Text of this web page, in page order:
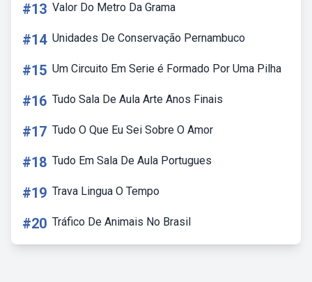
#13 Valor Do Metro Da Grama
#14 Unidades De Conservação Pernambuco
#15 Um Circuito Em Serie é Formado Por Uma Pilha
#16 Tudo Sala De Aula Arte Anos Finais
#17 Tudo O Que Eu Sei Sobre O Amor
#18 Tudo Em Sala De Aula Portugues
#19 Trava Lingua O Tempo
#20 Tráfico De Animais No Brasil